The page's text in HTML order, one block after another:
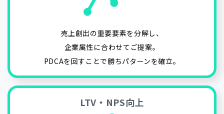
売上創出の重要要素を分解し、
企業属性に合わせてご提案。
PDCAを回すことで勝ちパターンを確立。
LTV・NPS向上